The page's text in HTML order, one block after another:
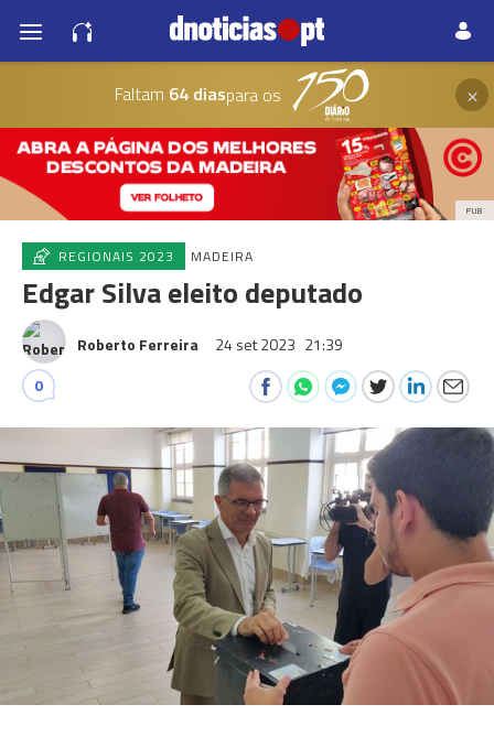
Faltam 64 diaspara os ×
PUB
REGIONAIS 2023 MADEIRA
Edgar Silva eleito deputado
Roberto Ferreira 24 set 2023 21:39
0